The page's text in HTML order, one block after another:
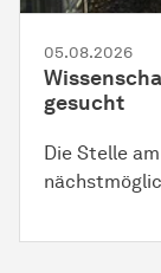
05.08.2026
gesucht
Die Stelle